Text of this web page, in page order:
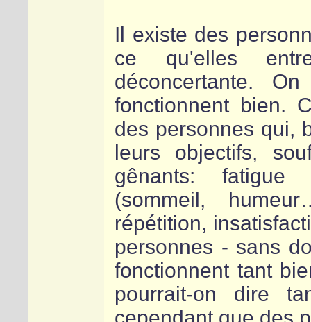
Il existe des
ce qu'elles
déconcertante.
fonctionnent bien.
des personnes qui,
leurs objectifs,
gênants: fatigue
(sommeil,
répétition,
personnes - sans
fonctionnent tant
pourrait-on dire